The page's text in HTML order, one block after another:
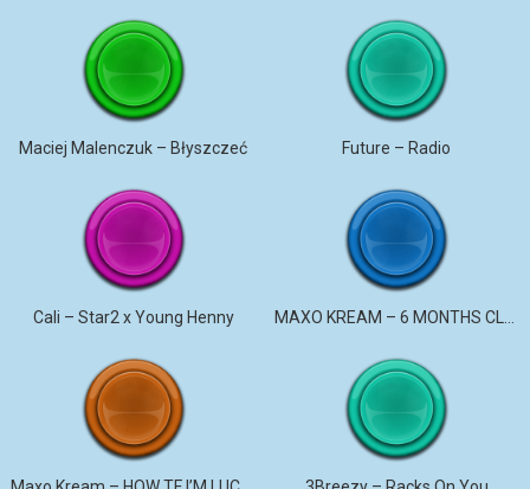
Maciej Malenczuk – Błyszczeć Future – Radio
Cali – Star2 x Young Henny